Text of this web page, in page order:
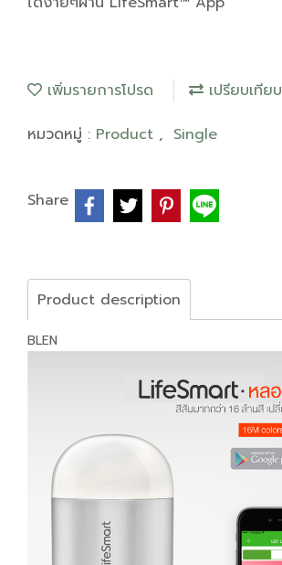
เพิ่มรายการโปรด
เปรียบเทียบ
หมวดหมู่ : Product , Single
Share
Product description
BLEN